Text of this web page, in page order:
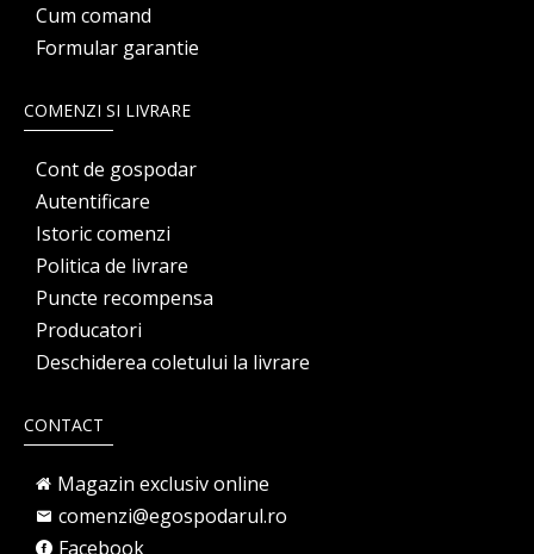
Cum comand
Formular garantie
COMENZI SI LIVRARE
Cont de gospodar
Autentificare
Istoric comenzi
Politica de livrare
Puncte recompensa
Producatori
Deschiderea coletului la livrare
CONTACT
Magazin exclusiv online
comenzi@egospodarul.ro
Facebook